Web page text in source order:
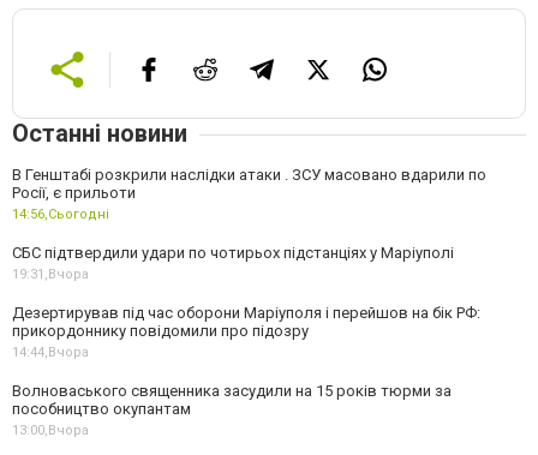
Останні новини
В Генштабі розкрили наслідки атаки . ЗСУ масовано вдарили по
Росії, є прильоти
14:56,Сьогодні
СБС підтвердили удари по чотирьох підстанціях у Маріуполі
19:31,Вчора
Дезертирував під час оборони Маріуполя і перейшов на бік РФ:
прикордоннику повідомили про підозру
14:44,Вчора
Волноваського священника засудили на 15 років тюрми за
пособництво окупантам
13:00,Вчора